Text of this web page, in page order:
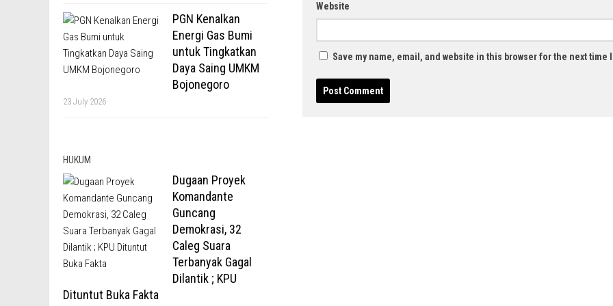
Website
Save my name, email, and website in this browser for the next time
PGN Kenalkan
Energi Gas Bumi
untuk Tingkatkan
Daya Saing UMKM
Bojonegoro
23 July 2026
HUKUM
Dugaan Proyek
Komandante
Guncang
Demokrasi, 32
Caleg Suara
Terbanyak Gagal
Dilantik ; KPU
Dituntut Buka Fakta